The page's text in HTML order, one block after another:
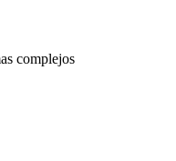
complejos